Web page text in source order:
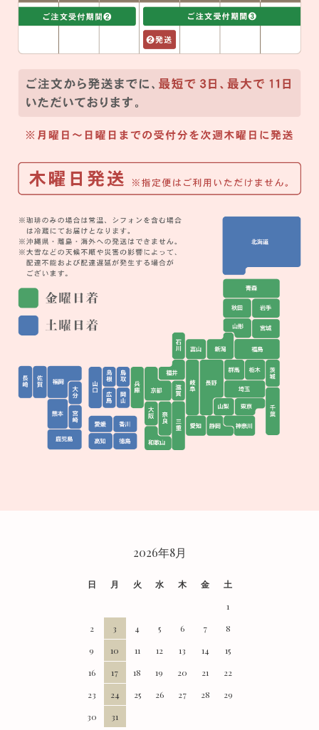
2026年8月
日 月 火 水 木 金
土
1
2
3 4 5 6 7
8
9
10 11 12 13 14
15
16
17 18 19 20 21
22
23
24 25 26 27 28
29
30
31